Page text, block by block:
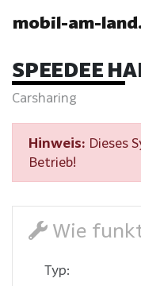
mobil-am-
SPEEDEE
Carsharing
Hinweis: Dieses
Betrieb!
Wie
Typ: